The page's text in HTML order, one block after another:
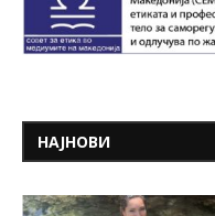
НАЈНОВИ